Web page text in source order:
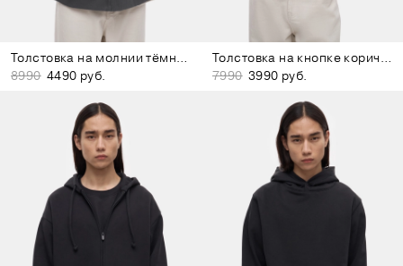
Толстовка на молнии тёмно-серая
8990 4490 руб.
Толстовка на кнопке коричневая
7990 3990 руб.